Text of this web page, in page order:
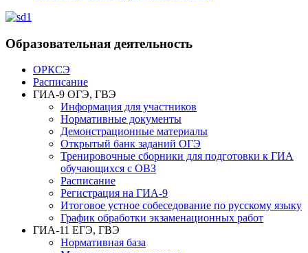
Образовательная деятельность
ОРКСЭ
Расписание
ГИА-9 ОГЭ, ГВЭ
Информация для участников
Нормативные документы
Демонстрационные материалы
Открытый банк заданий ОГЭ
Тренировочные сборники для подготовки к ГИА
обучающихся с ОВЗ
Расписание
Регистрация на ГИА-9
Итоговое устное собеседование по русскому языку
График обработки экзаменационных работ
ГИА-11 ЕГЭ, ГВЭ
Нормативная база